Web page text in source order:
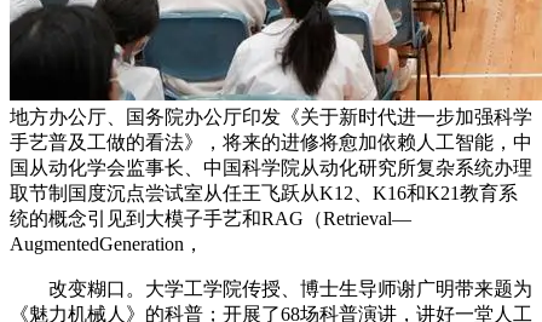
地方办公厅、国务院办公厅印发《关于新时代进一步加强科学
手艺普及工做的看法》，将来的进修将愈加依赖人工智能，中
国从动化学会监事长、中国科学院从动化研究所复杂系统办理
取节制国度沉点尝试室从任王飞跃从K12、K16和K21教育系
统的概念引见到大模子手艺和RAG（Retrieval—
AugmentedGeneration，
改变糊口。大学工学院传授、博士生导师谢广明带来题为
《魅力机械人》的科普；开展了68场科普演讲，讲好一堂人工